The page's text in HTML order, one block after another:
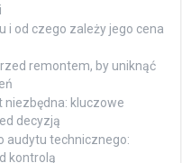
i od czego zależy jego cena
remontem, by uniknąć
niezbędna: kluczowe
decyzją
audytu technicznego:
kontrolą